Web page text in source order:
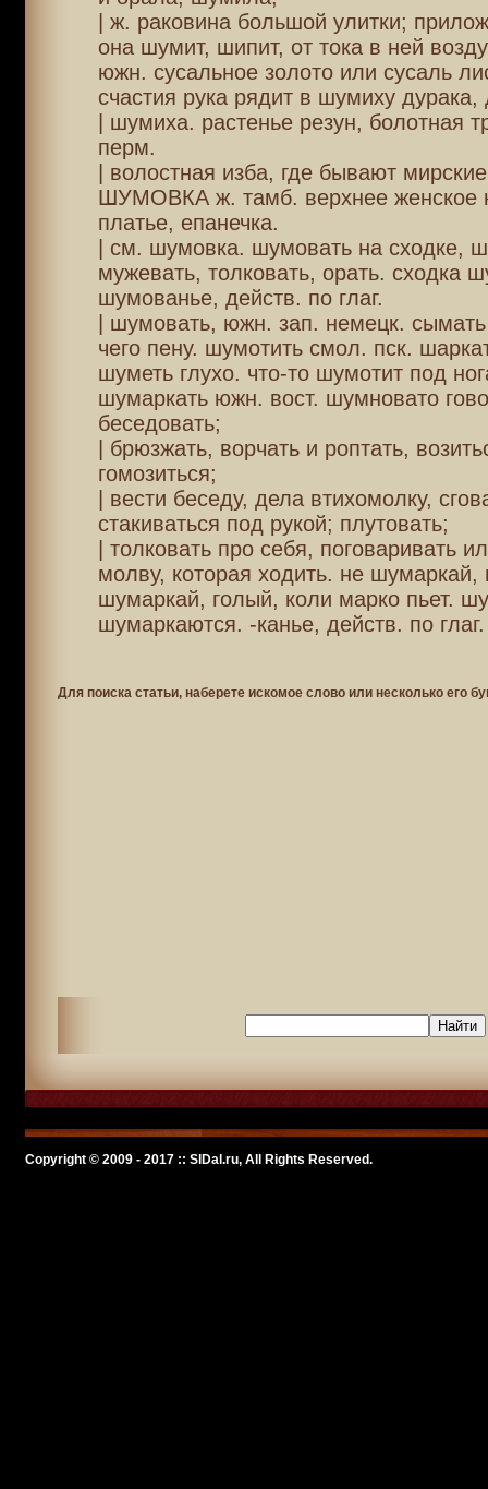
| ж. раковина большой улитки;
она шумит, шипит, от тока в ней
южн. сусальное золото или сусаль
счастия рука рядит в шумиху
| шумиха. растенье резун, болотная
перм.
| волостная изба, где бывают
ШУМОВКА ж. тамб. верхнее женское
платье, епанечка.
| см. шумовка. шумовать на сходке,
мужевать, толковать, орать. сходка
шумованье, действ. по глаг.
| шумовать, южн. зап. немецк.
чего пену. шумотить смол. пск.
шуметь глухо. что-то шумотит под
шумаркать южн. вост. шумновато
беседовать;
| брюзжать, ворчать и роптать,
гомозиться;
| вести беседу, дела втихомолку,
стакиваться под рукой; плутовать;
| толковать про себя, поговаривать
молву, которая ходить. не шумаркай,
шумаркай, голый, коли марко пьет.
шумаркаются. -канье, действ. по глаг.
Для поиска статьи, наберете искомое слово или несколько его
Copyright © 2009 - 2017 :: SlDal.ru, All Rights Reserved.